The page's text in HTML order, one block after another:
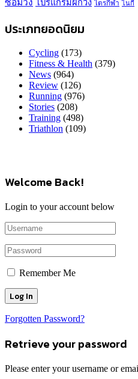
ซ้อมวิ่ง โปรแกรมฝึกวิ่ง ไตรกีฬา ไนกี้
ประเภทยอดนิยม
Cycling (173)
Fitness & Health (379)
News (964)
Review (126)
Running (976)
Stories (208)
Training (498)
Triathlon (109)
Welcome Back!
Login to your account below
Remember Me
Forgotten Password?
Retrieve your password
Please enter your username or